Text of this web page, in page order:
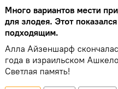
Много вариантов мести
для злодея. Этот
подходящим.
Алла Айзеншарф
года в израильском
Светлая память!